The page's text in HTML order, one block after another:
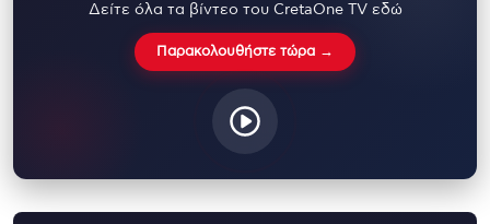
Δείτε όλα τα βίντεο του CretaOne TV εδώ
Παρακολουθήστε τώρα →